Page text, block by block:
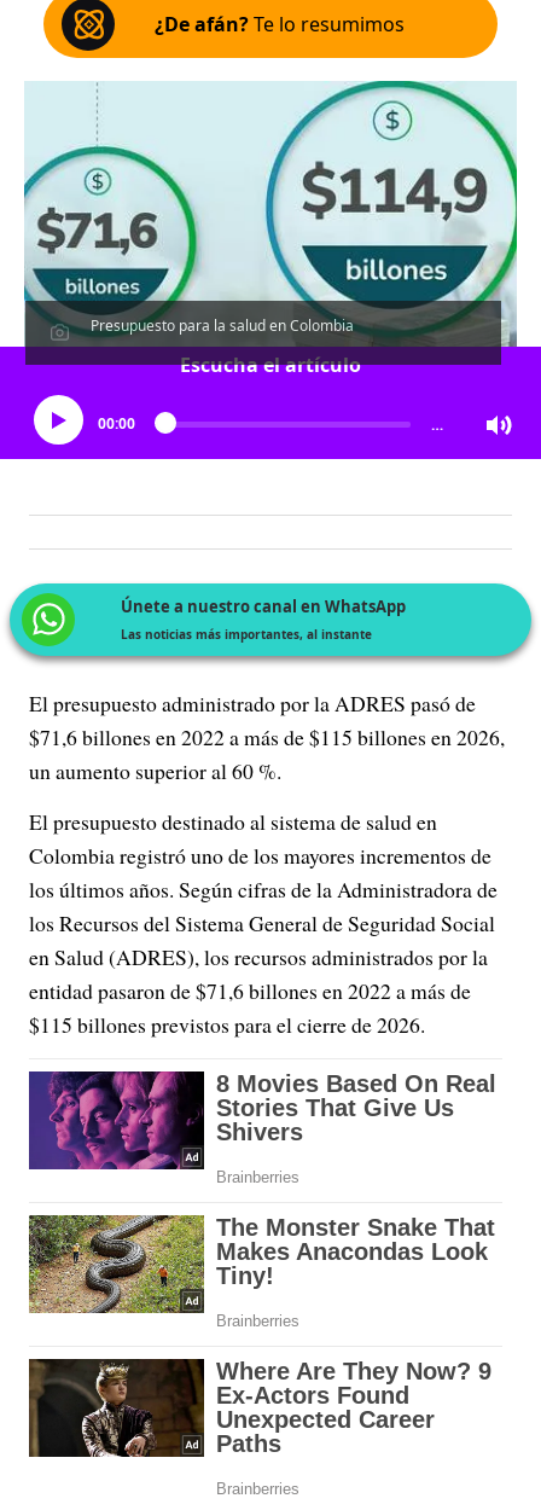
¿De afán?Te lo resumimos
Presupuesto para la salud en Colombia
Escucha el artículo
00:00 …
Únete a nuestro canal en WhatsApp
Las noticias más importantes, al instante
El presupuesto administrado por la ADRES pasó de
$71,6 billones en 2022 a más de $115 billones en 2026,
un aumento superior al 60 %.
El presupuesto destinado al sistema de salud en
Colombia registró uno de los mayores incrementos de
los últimos años. Según cifras de la Administradora de
los Recursos del Sistema General de Seguridad Social
en Salud (ADRES), los recursos administrados por la
entidad pasaron de $71,6 billones en 2022 a más de
$115 billones previstos para el cierre de 2026.